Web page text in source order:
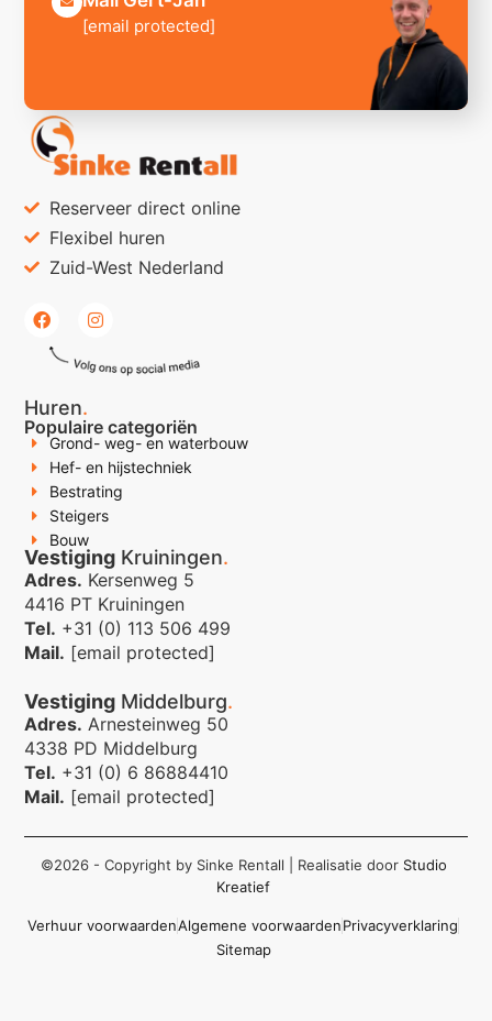
Reserveer direct online
Flexibel huren
Zuid-West Nederland
Huren.
Populaire categoriën
Grond- weg- en waterbouw
Hef- en hijstechniek
Bestrating
Steigers
Bouw
Vestiging Kruiningen.
Adres. Kersenweg 5
4416 PT Kruiningen
Tel. +31 (0) 113 506 499
Mail. [email protected]
Vestiging Middelburg.
Adres. Arnesteinweg 50
4338 PD Middelburg
Tel. +31 (0) 6 86884410
Mail. [email protected]
[email protected]
©2026 - Copyright by Sinke Rentall | Realisatie door Studio
Kreatief
Verhuur voorwaardenAlgemene voorwaardenPrivacyverklaring
Sitemap